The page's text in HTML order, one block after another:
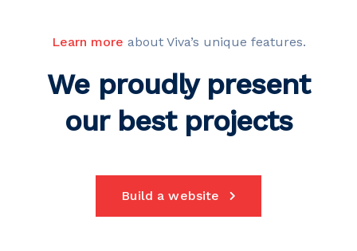
Learn more about Viva’s unique features.
We proudly present
our best projects
Build a website